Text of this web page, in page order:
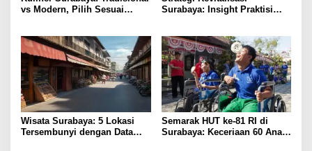
vs Modern, Pilih Sesuai
Surabaya: Insight Praktisi
Wisata Surabaya: 5 Lokasi
Tersembunyi dengan Data
Semarak HUT ke-81 RI di
Surabaya: Keceriaan 60 Anak